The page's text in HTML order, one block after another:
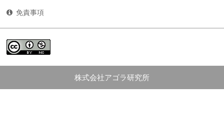
免責事項
株式会社アゴラ研究所